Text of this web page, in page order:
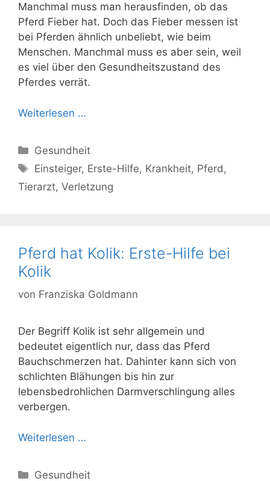
Manchmal muss man herausfinden, ob das
Pferd Fieber hat. Doch das Fieber messen ist
bei Pferden ähnlich unbeliebt, wie beim
Menschen. Manchmal muss es aber sein, weil
es viel über den Gesundheitszustand des
Pferdes verrät.
Weiterlesen …
Kategorien
Gesundheit
Schlagwörter
Einsteiger, Erste-Hilfe, Krankheit, Pferd ,
Tierarzt, Verletzung
Pferd hat Kolik: Erste-Hilfe bei
Kolik
von Franziska Goldmann
Der Begriff Kolik ist sehr allgemein und
bedeutet eigentlich nur, dass das Pferd
Bauchschmerzen hat. Dahinter kann sich von
schlichten Blähungen bis hin zur
lebensbedrohlichen Darmverschlingung alles
verbergen.
Weiterlesen …
Kategorien
Gesundheit